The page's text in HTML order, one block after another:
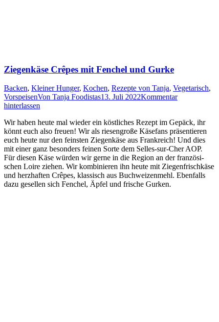
Ziegenkäse Crêpes mit Fenchel und Gurke
Backen, Kleiner Hunger, Kochen, Rezepte von Tanja, Vegetarisch,
VorspeisenVon Tanja Foodistas13. Juli 2022Kommentar
hinterlassen
Wir haben heu­te mal wie­der ein köst­li­ches Rezept im Gepäck, ihr
könnt euch also freu­en! Wir als rie­sen­gro­ße Käse­fans prä­sen­tie­ren
euch heu­te nur den feins­ten Zie­gen­kä­se aus Frank­reich! Und dies
mit einer ganz beson­ders fei­nen Sor­te dem Sel­les-sur-CherAOP.
Für die­sen Käse wür­den wir ger­ne in die Regi­on an der fran­zö­si­
schen Loire zie­hen. Wir kom­bi­nie­ren ihn heu­te mit Zie­gen­frisch­kä­se
und herz­haf­ten Crê­pes, klas­sisch aus Buch­wei­zen­mehl. Eben­falls
dazu gesel­len sich Fen­chel, Äpfel und fri­sche Gurken.